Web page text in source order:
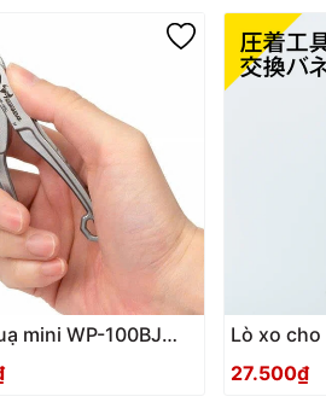
mini WP-100BJ
Bản
Lò xo
27.500₫